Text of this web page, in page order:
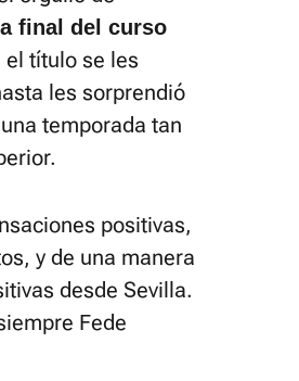
final del curso
el título se les
les sorprendió
temporada tan
positivas,
y de una manera
desde Sevilla.
Fede